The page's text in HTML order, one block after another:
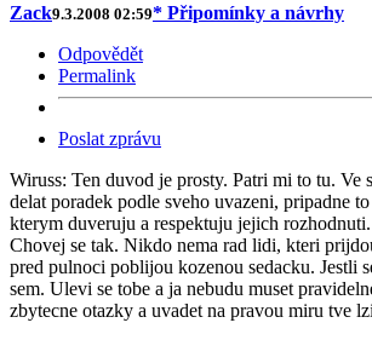
Zack9.3.2008 02:59* Připomínky a návrhy
Odpovědět
Permalink
Poslat zprávu
Wiruss: Ten duvod je prosty. Patri mi to tu. Ve
delat poradek podle sveho uvazeni, pripadne
kterym duveruju a respektuju jejich
Chovej se tak. Nikdo nema rad lidi, kteri
pred pulnoci poblijou kozenou sedacku. Jestli
sem. Ulevi se tobe a ja nebudu muset
zbytecne otazky a uvadet na pravou miru tve